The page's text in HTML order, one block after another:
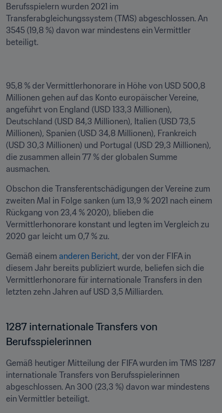
Berufsspielern wurden 2021 im
Transferabgleichungssystem (TMS) abgeschlossen. An
3545 (19,8 %) davon war mindestens ein Vermittler
beteiligt.
95,8 % der Vermittlerhonorare in Höhe von USD 500,8
Millionen gehen auf das Konto europäischer Vereine,
angeführt von England (USD 133,3 Millionen),
Deutschland (USD 84,3 Millionen), Italien (USD 73,5
Millionen), Spanien (USD 34,8 Millionen), Frankreich
(USD 30,3 Millionen) und Portugal (USD 29,3 Millionen),
die zusammen allein 77 % der globalen Summe
ausmachen.
Obschon die Transferentschädigungen der Vereine zum
zweiten Mal in Folge sanken (um 13,9 % 2021 nach einem
Rückgang von 23,4 % 2020), blieben die
Vermittlerhonorare konstant und legten im Vergleich zu
2020 gar leicht um 0,7 % zu.
Gemäß einem anderen Bericht, der von der FIFA in
diesem Jahr bereits publiziert wurde, beliefen sich die
Vermittlerhonorare für internationale Transfers in den
letzten zehn Jahren auf USD 3,5 Milliarden.
1287 internationale Transfers von
Berufsspielerinnen
Gemäß heutiger Mitteilung der FIFA wurden im TMS 1287
internationale Transfers von Berufsspielerinnen
abgeschlossen. An 300 (23,3 %) davon war mindestens
ein Vermittler beteiligt.